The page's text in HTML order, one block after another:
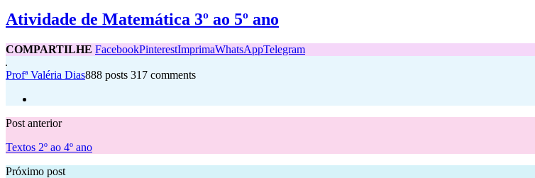
Atividade de Matemática 3º ao 5º ano
COMPARTILHE FacebookPinterestImprimaWhatsAppTelegram
Profª Valéria Dias888 posts 317 comments
Post anterior
Textos 2º ao 4º ano
Próximo post